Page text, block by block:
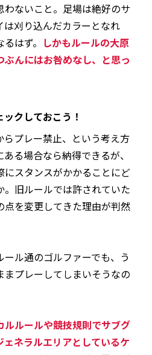
わないこと。足場は絶好のサ
は刈り込んだカラーとなれ
はず。 しかもルールの大原
んにはお咎めなし、と思っ
クしておこう！
プレー禁止、という考え方
る場合なら納得できるが、
にスタンスがかかることにど
旧ルールでは許されていた
点を変更してきた理由が判然
ル通のゴルファーでも、う
まプレーしてしまいそうなの
ルールや競技規則でサブグ
ェネラルエリアとしているケ